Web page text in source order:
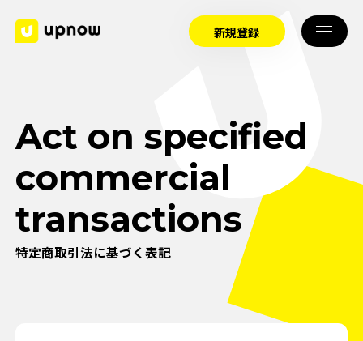
新規登録
Act on specified
commercial
transactions
特定商取引法に基づく表記